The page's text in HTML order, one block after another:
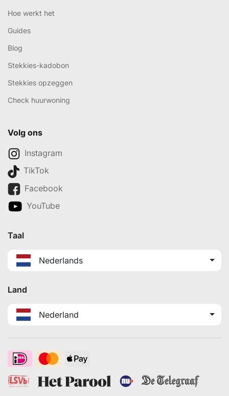
Hoe werkt het
Guides
Blog
Stekkies-kadobon
Stekkies opzeggen
Check huurwoning
Volg ons
Instagram
TikTok
Facebook
YouTube
Taal
Nederlands
Land
Nederland